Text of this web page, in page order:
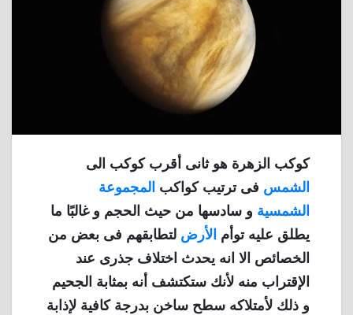
كوكب الزهرة هو ثانى أقرب كوكب الى
الشمس فى ترتيب كواكب المجموعة
الشمسية و سادسها من حيث الحجم و غالبًا ما
يطلق عليه توأم الأرض لتطابقهم فى بعض من
الخصائص الا انه يحدث اختلاف جذرى عند
الإقتراب منه لأنك ستكتشف أنه بمثابة الجحيم
و ذلك لأمتلاكه سطح ساخن بدرجة كافية لإذابة